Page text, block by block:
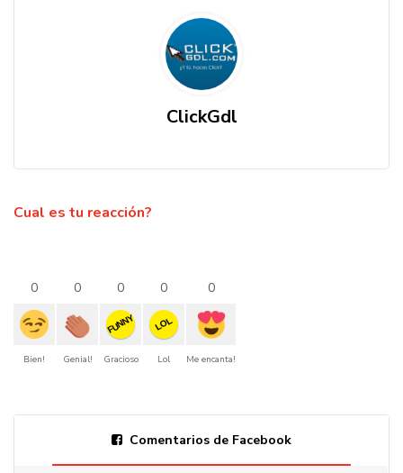
ClickGdl
Cual es tu reacción?
0
Bien!
0
Genial!
0
FUNNY
Gracioso
0
LOL
Lol
0
Me encanta!
Comentarios de Facebook